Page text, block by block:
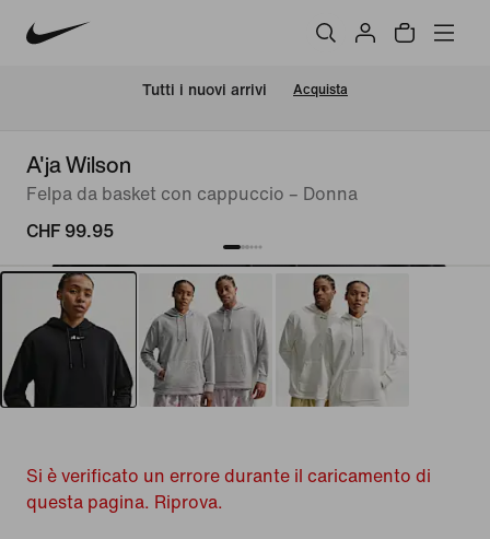
Tutti i nuovi arrivi Acquista
A'ja Wilson
Felpa da basket con cappuccio – Donna
CHF 99.95
Si è verificato un errore durante il caricamento di
questa pagina. Riprova.